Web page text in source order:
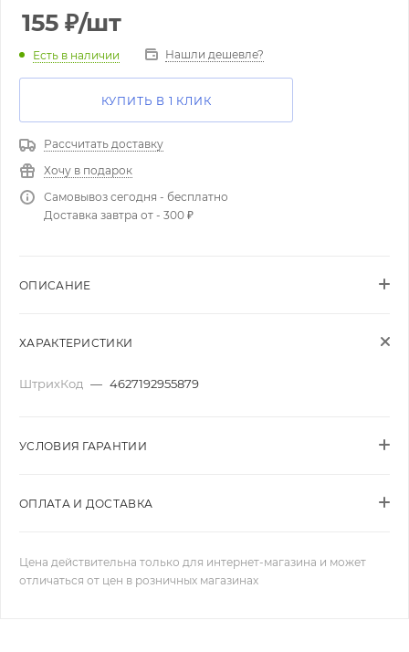
155 ₽/шт
Есть в наличии Нашли дешевле?
КУПИТЬ В 1 КЛИК
Рассчитать доставку
Хочу в подарок
Самовывоз сегодня - бесплатно
Доставка завтра от - 300 ₽
ОПИСАНИЕ
ХАРАКТЕРИСТИКИ
ШтрихКод — 4627192955879
УСЛОВИЯ ГАРАНТИИ
ОПЛАТА И ДОСТАВКА
Цена действительна только для интернет-магазина и может
отличаться от цен в розничных магазинах